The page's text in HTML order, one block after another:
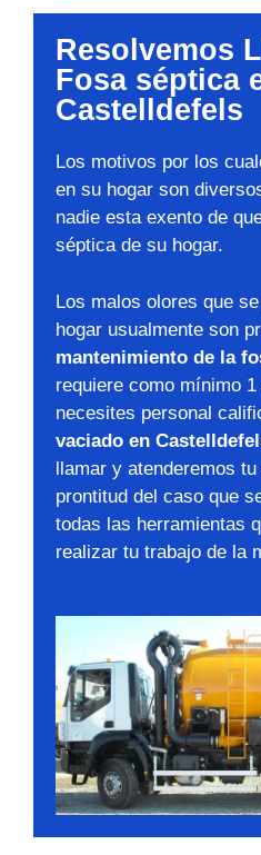
Resolvemos
Fosa séptica
Castelldefels
Los motivos por los
en su hogar son
nadie esta exento de
séptica de su hogar.
Los malos olores que
hogar usualmente son
mantenimiento de la
requiere como mínimo
necesites personal
vaciado en
llamar y atenderemos
prontitud del caso que
todas las herramientas
realizar tu trabajo de la